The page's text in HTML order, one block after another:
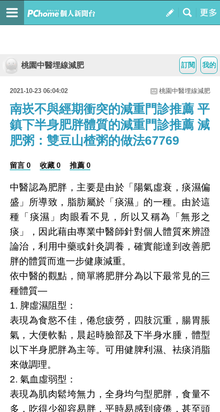
我的
訂閱
桃園中醫埋線減肥
2021-10-23 06:04:02 桃園中醫埋線減肥
南崁不與經期衝突的減重門診推薦 平
鎮下半身肥胖體質的減重門診推薦 減
肥粥：雙豆山楂粥的做法67769
留言 0 收藏 0 推薦 0
中醫認為肥胖，主要是由於「陽氣虛衰，痰濕偏
盛」所導致，脂肪屬於「痰濕」的一種。由於這
種「痰濕」肉眼看不見，所以又稱為「無形之
痰」，因此藉由專業中醫師針對個人體質來辨證
論治，利用中藥或針灸調養，確實能達到改善肥
胖的體質而進一步健康減重。
依中醫的觀點，簡單將肥胖分為以下最常見的三
種體質—
1. 脾虛濕阻型：
表現為食慾不佳，倦怠疲勞，四肢沉重，腸胃脹
氣，大便軟黏，晨起時臉部及下半身水腫，體型
以下半身肥胖為主等。可用健脾利濕、袪痰消脂
來做調理。
2. 氣血虛弱型：
表現為肌肉鬆垮無力，全身均勻型肥胖，食量不
多，吃得少卻容易胖，平時易感到疲倦，甚至頭